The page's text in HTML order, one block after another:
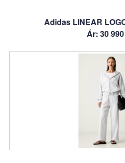
Adidas LINEAR
Ár: 30